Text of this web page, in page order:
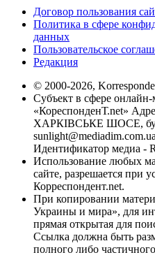
Договор пользования
Политика в сфере
данных
Пользовательское
Редакция
© 2000-2026,
Субъект в сфере
«КореспонденТ.net»
ХАРКІВСЬКЕ ШОСЕ,
sunlight@mediadim.com.ua
Идентификатор медиа -
Использование любых
сайте, разрешается при
Корреспондент.net.
При копировании
Украины и мира», для
прямая открытая для
Ссылка должна быть
полного либо